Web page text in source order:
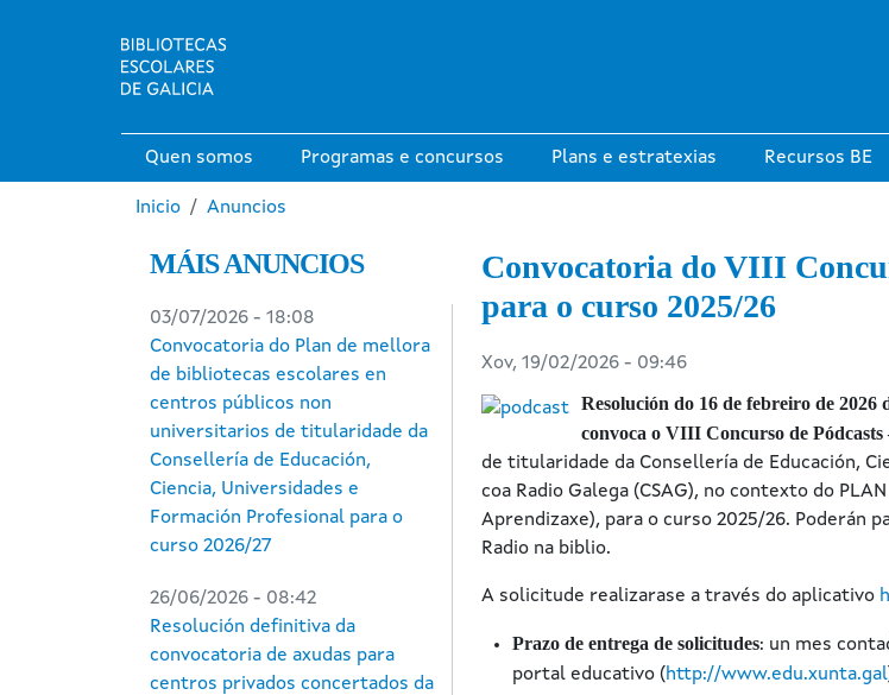
Main navigation
Quen somos Programas e concursos Plans e estratexias Recursos BE
Miga de pan
Inicio Anuncios
MÁIS ANUNCIOS
03/07/2026 - 18:08
Convocatoria do Plan de mellora
de bibliotecas escolares en
centros públicos non
universitarios de titularidade da
Consellería de Educación,
Ciencia, Universidades e
Formación Profesional para o
curso 2026/27
26/06/2026 - 08:42
Resolución definitiva da
convocatoria de axudas para
centros privados concertados da
Convocatoria do VIII
para o curso 2025/26
Xov, 19/02/2026 - 09:46
Resolución do 16 de febreiro de
convoca o VIII Concurso de
de titularidade da Consellería de Educación,
coa Radio Galega (CSAG), no contexto do
Aprendizaxe), para o curso 2025/26. Poderán
Radio na biblio.
A solicitude realizarase a través do aplicativo
Prazo de entrega de solicitudes: un mes
portal educativo (http://www.edu.xunta.gal